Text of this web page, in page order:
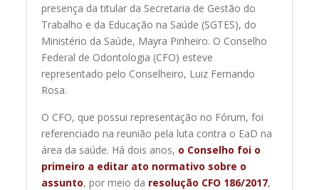
presença da titular da Secretaria de Gestão do
Trabalho e da Educação na Saúde (SGTES), do
Ministério da Saúde, Mayra Pinheiro. O Conselho
Federal de Odontologia (CFO) esteve
representado pelo Conselheiro, Luiz Fernando
Rosa.
O CFO, que possui representação no Fórum, foi
referenciado na reunião pela luta contra o EaD na
área da saúde. Há dois anos, o Conselho foi o
primeiro a editar ato normativo sobre o
assunto, por meio da resolução CFO 186/2017,